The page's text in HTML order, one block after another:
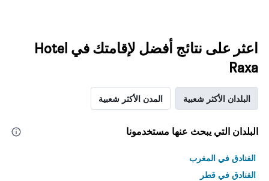
اعثر على نتائج أفضل لإقامتك في Hotel
Raxa
البلدان الأكثر شعبية المدن الأكثر شعبية
البلدان التي يبحث عنها مستخدمونا
الفنادق في المغرب
الفنادق في قطر